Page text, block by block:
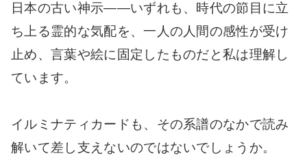
日本の古い神示――いずれも、時代の節目に立
ち上る霊的な気配を、一人の人間の感性が受け
止め、言葉や絵に固定したものだと私は理解し
ています。
イルミナティカードも、その系譜のなかで読み
解いて差し支えないのではないでしょうか。